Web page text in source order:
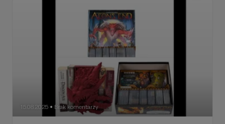
15.08.2025 ● Brak komentarzy